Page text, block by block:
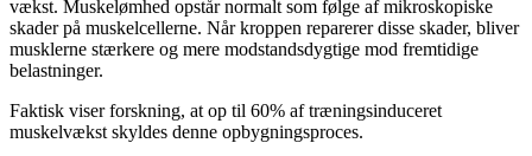
vækst. Muskelømhed opstår normalt som følge af mikroskopiske
skader på muskelcellerne. Når kroppen reparerer disse skader, bliver
musklerne stærkere og mere modstandsdygtige mod fremtidige
belastninger.
Faktisk viser forskning, at op til 60% af træningsinduceret
muskelvækst skyldes denne opbygningsproces.